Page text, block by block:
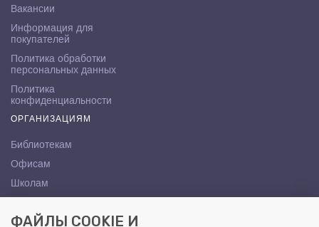
Вакансии
Информация для
покупателей
Политика обработки
персональных данных
Политика
конфиденциальности
ОРГАНИЗАЦИЯМ
Библиотекам
Офисам
Школам
КОНТАКТЫ
ФАЙЛЫ COOKIE И